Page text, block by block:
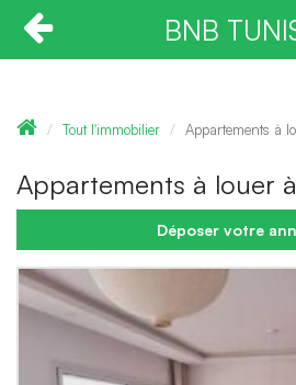
BNB
Tout l'immobilier Appartements à
Appartements à louer
Déposer votre